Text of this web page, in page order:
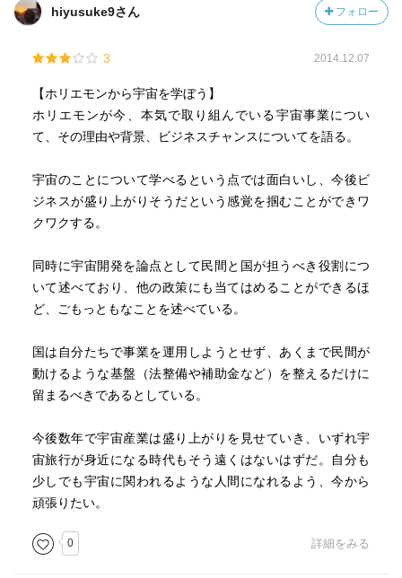
間が参入してロケットの製造コストや打ち上げコストを極
限まで下げ、誰でもが宇宙に行ける状況を作らなければな
らないという考えだ。
確かに、競争が起きれば価格は低下するのが自然の流れで
ある。逆に、競争がなく寡占化していけば価格は上がって
いく。宇宙ビジネスが低価格化しないのは、国の規制など
または、初期投資が大きすぎて中々参入しにくい事業であ
ることも挙げられるだろう。
る企業もある。やろうとすれば案外できるが、実際に挑戦
する人が居ない、というのが事実のようだ。資金調達のた
めの制度や環境も整っておらず、どうしてもアメリカのよ
今後、ホリエモンの宇宙ビジネスや宇宙開発がどのように
展開していくのか、非常に楽しみである。
hiyusuke9さん フォロー
3 2014.12.07
【ホリエモンから宇宙を学ぼう】
ホリエモンが今、本気で取り組んでいる宇宙事業につい
て、その理由や背景、ビジネスチャンスについてを語る。
宇宙のことについて学べるという点では面白いし、今後ビ
ジネスが盛り上がりそうだという感覚を掴むことができワ
クワクする。
同時に宇宙開発を論点として民間と国が担うべき役割につ
いて述べており、他の政策にも当てはめることができるほ
ど、ごもっともなことを述べている。
国は自分たちで事業を運用しようとせず、あくまで民間が
動けるような基盤（法整備や補助金など）を整えるだけに
留まるべきであるとしている。
今後数年で宇宙産業は盛り上がりを見せていき、いずれ宇
宙旅行が身近になる時代もそう遠くはないはずだ。自分も
少しでも宇宙に関われるような人間になれるよう、今から
頑張りたい。
0 詳細をみる